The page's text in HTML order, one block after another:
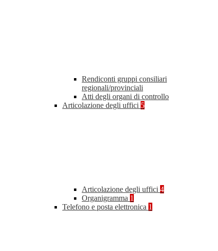
Rendiconti gruppi consiliari
regionali/provinciali
Atti degli organi di controllo
Articolazione degli uffici 5
Articolazione degli uffici 4
Organigramma 1
Telefono e posta elettronica 1